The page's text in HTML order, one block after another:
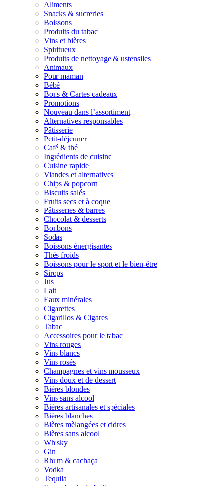
Aliments
Snacks & sucreries
Boissons
Produits du tabac
Vins et bières
Spiritueux
Produits de nettoyage & ustensiles
Animaux
Pour maman
Bébé
Bons & Cartes cadeaux
Promotions
Nouveau dans l’assortiment
Alternatives responsables
Pâtisserie
Petit-déjeuner
Café & thé
Ingrédients de cuisine
Cuisine rapide
Viandes et alternatives
Chips & popcorn
Biscuits salés
Fruits secs et à coque
Pâtisseries & barres
Chocolat & desserts
Bonbons
Sodas
Boissons énergisantes
Thés froids
Boissons pour le sport et le bien-être
Sirops
Jus
Lait
Eaux minérales
Cigarettes
Cigarillos & Cigares
Tabac
Accessoires pour le tabac
Vins rouges
Vins blancs
Vins rosés
Champagnes et vins mousseux
Vins doux et de dessert
Bières blondes
Vins sans alcool
Bières artisanales et spéciales
Bières blanches
Bières mèlangées et cidres
Bières sans alcool
Whisky
Gin
Rhum & cachaça
Vodka
Tequila